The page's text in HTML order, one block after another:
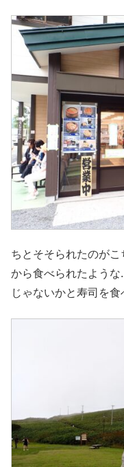
ちとそそられたのが
から食べられたよう
じゃないかと寿司を食